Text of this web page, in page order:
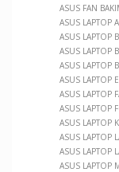
ASUS FAN
ASUS LAPTOP
ASUS LAPTOP
ASUS LAPTOP
ASUS LAPTOP
ASUS LAPTOP
ASUS LAPTOP
ASUS LAPTOP
ASUS LAPTOP
ASUS LAPTOP
ASUS LAPTOP
ASUS LAPTOP